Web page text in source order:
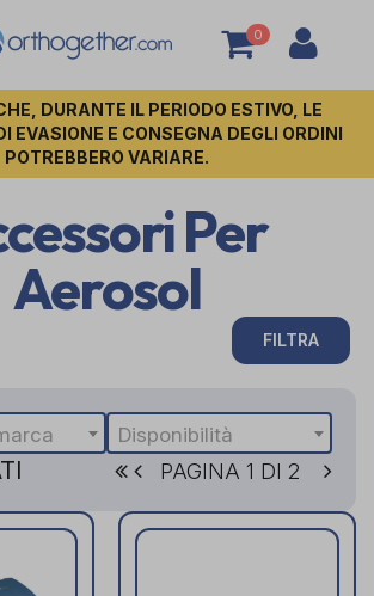
0
DURANTE IL PERIODO ESTIVO, LE
EVASIONE E CONSEGNA DEGLI ORDINI
POTREBBERO VARIARE.
Per
Aerosol
FILTRA
Disponibilità
PAGINA 1 DI 2